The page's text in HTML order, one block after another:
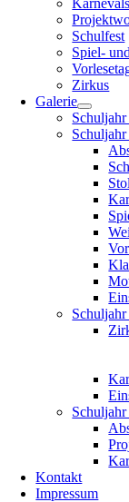
Schulfest
Spiel-
Zirkus
Galerie
Kontakt
Impressum